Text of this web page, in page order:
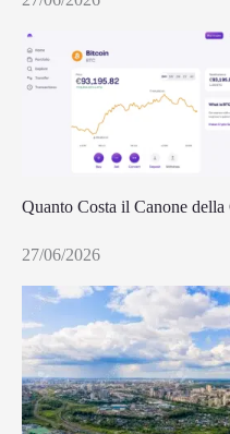
Quanto Costa il Canone
27/06/2026